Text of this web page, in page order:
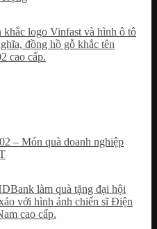
– Món quà doanh nghiệp